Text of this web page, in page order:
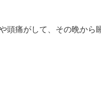
頭痛がして、その晩から